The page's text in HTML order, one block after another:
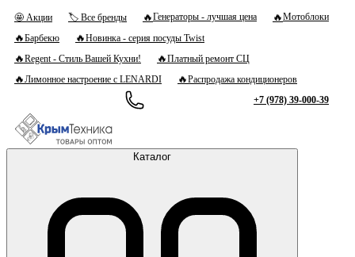
🤩 Акции 🏷 Все бренды 🔥Генераторы - лучшая цена 🔥Мотоблоки
🔥Барбекю 🔥Новинка - серия посуды Twist
🔥Regent - Стиль Вашей Кухни! 🔥Платный ремонт СЦ
🔥Лимонное настроение с LENARDI 🔥Распродажа кондиционеров
+7 (978) 39-000-39